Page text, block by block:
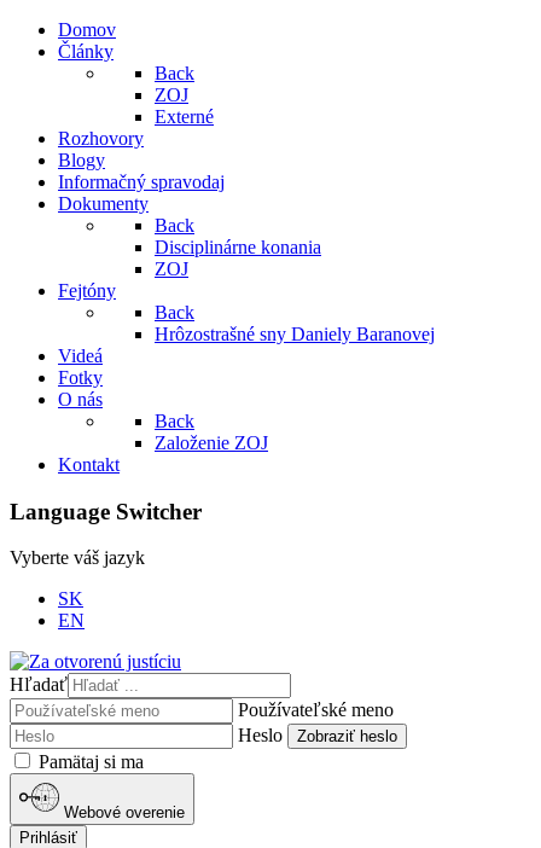
Domov
Články
Back
ZOJ
Externé
Rozhovory
Blogy
Informačný spravodaj
Dokumenty
Back
Disciplinárne konania
ZOJ
Fejtóny
Back
Hrôzostrašné sny Daniely Baranovej
Videá
Fotky
O nás
Back
Založenie ZOJ
Kontakt
Language Switcher
Vyberte váš jazyk
SK
EN
Hľadať
Používateľské meno
Heslo
Zobraziť heslo
Pamätaj si ma
Webové overenie
Prihlásiť